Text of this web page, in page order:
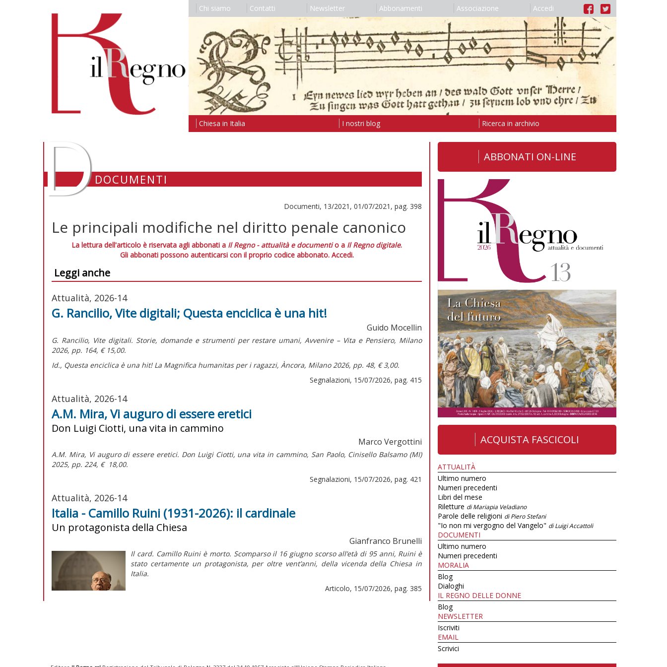
Chi siamo Contatti Newsletter Abbonamenti Associazione Accedi
Chiesa in Italia I nostri blog Ricerca in archivio
DDOCUMENTI
Documenti, 13/2021, 01/07/2021, pag. 398
Le principali modifiche nel diritto penale canonico
La lettura dell'articolo è riservata agli abbonati a Il Regno - attualità e documentio a Il Regno digitale.
Gli abbonati possono autenticarsi con il proprio codice abbonato. Accedi.
Leggi anche
Attualità, 2026-14
G. Rancilio, Vite digitali; Questa enciclica è una hit!
Guido Mocellin
G. Rancilio, Vite digitali. Storie, domande e strumenti per restare umani, Avvenire – Vita e Pensiero, Milano
2026, pp. 164, € 15,00.
Id., Questa enciclica è una hit! La Magnifica humanitas per i ragazzi, Àncora, Milano 2026, pp. 48, € 3,00.
Segnalazioni, 15/07/2026, pag. 415
Attualità, 2026-14
A.M. Mira, Vi auguro di essere eretici
Don Luigi Ciotti, una vita in cammino
Marco Vergottini
A.M. Mira, Vi auguro di essere eretici. Don Luigi Ciotti, una vita in cammino, San Paolo, Cinisello Balsamo (MI)
2025, pp. 224, € 18,00.
Segnalazioni, 15/07/2026, pag. 421
Attualità, 2026-14
Italia - Camillo Ruini (1931-2026): il cardinale
Un protagonista della Chiesa
Gianfranco Brunelli
Il card. Camillo Ruini è morto. Scomparso il 16 giugno scorso all’età di 95 anni, Ruini è
stato certamente un protagonista, per oltre vent’anni, della vicenda della Chiesa in
Italia.
Articolo, 15/07/2026, pag. 385
ABBONATI ON-LINE
ACQUISTA FASCICOLI
ATTUALITÀ
Ultimo numero
Numeri precedenti
Libri del mese
Riletture di Mariapia Veladiano
Parole delle religioni di Piero Stefani
"Io non mi vergogno del Vangelo" di Luigi Accattoli
DOCUMENTI
Ultimo numero
Numeri precedenti
MORALIA
Blog
Dialoghi
IL REGNO DELLE DONNE
Blog
NEWSLETTER
Iscriviti
EMAIL
Scrivici